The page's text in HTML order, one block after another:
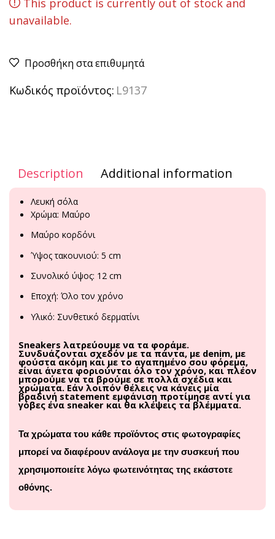
This product is currently out of stock and
unavailable.
Προσθήκη στα επιθυμητά
Κωδικός προϊόντος: L9137
Description Additional information
Λευκή σόλα
Χρώμα: Μαύρο
Μαύρο κορδόνι
Ύψος τακουνιού: 5 cm
Συνολικό ύψος: 12 cm
Εποχή: Όλο τον χρόνο
Υλικό: Συνθετικό δερματίνι
Sneakers λατρεύουμε να τα φοράμε.
Συνδυάζονται σχεδόν με τα πάντα, με denim, με
φούστα ακόμη και με το αγαπημένο σου φόρεμα,
είναι άνετα φοριούνται όλο τον χρόνο, και πλέον
μπορούμε να τα βρούμε σε πολλά σχέδια και
χρώματα. Εάν λοιπόν θέλεις να κάνεις μία
βραδινή statement εμφάνιση προτίμησε αντί για
γόβες ένα sneaker και θα κλέψεις τα βλέμματα.
Τα χρώματα του κάθε προϊόντος στις φωτογραφίες
μπορεί να διαφέρουν ανάλογα με την συσκευή που
χρησιμοποιείτε λόγω φωτεινότητας της εκάστοτε
οθόνης.